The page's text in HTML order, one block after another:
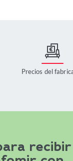
Precios del